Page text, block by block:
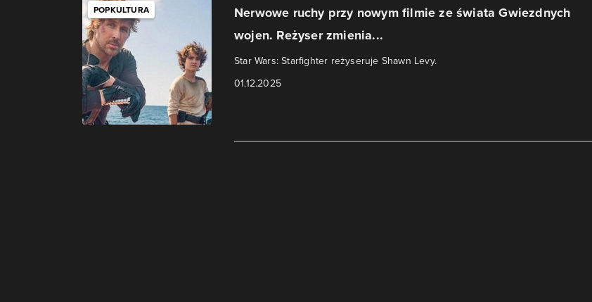
POPKULTURA
Nerwowe ruchy przy nowym filmie ze świata Gwiezdnych
wojen. Reżyser zmienia...
Star Wars: Starfighter reżyseruje Shawn Levy.
01.12.2025